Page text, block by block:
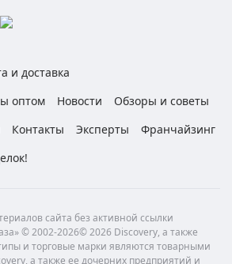
и доставка
оптом
Новости
Обзоры и советы
Контакты Эксперты
Франчайзинг
сайта без активной ссылки
© 2002-2026© 2026 Discovery, а также
и торговые марки являются товарными
а также ее дочерних предприятий и